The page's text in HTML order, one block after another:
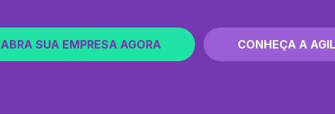
ABRA SUA EMPRESA AGORA CONHEÇA A